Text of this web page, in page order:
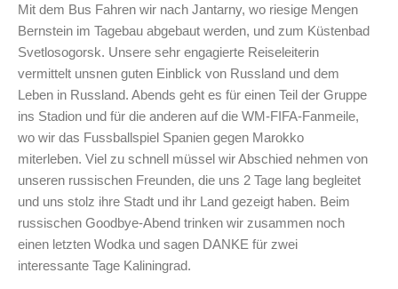
Mit dem Bus Fahren wir nach Jantarny, wo riesige Mengen
Bernstein im Tagebau abgebaut werden, und zum Küstenbad
Svetlosogorsk. Unsere sehr engagierte Reiseleiterin
vermittelt unsnen guten Einblick von Russland und dem
Leben in Russland. Abends geht es für einen Teil der Gruppe
ins Stadion und für die anderen auf die WM-FIFA-Fanmeile,
wo wir das Fussballspiel Spanien gegen Marokko
miterleben. Viel zu schnell müssel wir Abschied nehmen von
unseren russischen Freunden, die uns 2 Tage lang begleitet
und uns stolz ihre Stadt und ihr Land gezeigt haben. Beim
russischen Goodbye-Abend trinken wir zusammen noch
einen letzten Wodka und sagen DANKE für zwei
interessante Tage Kaliningrad.